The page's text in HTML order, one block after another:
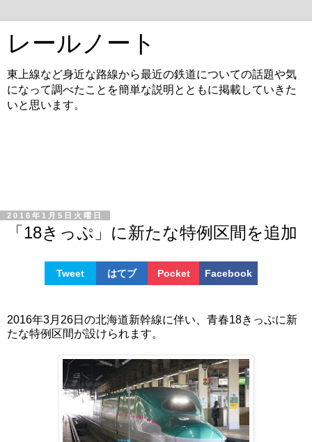
レールノート
東上線など身近な路線から最近の鉄道についての話題や気
になって調べたことを簡単な説明とともに掲載していきた
いと思います。
2016年1月5日火曜日
「18きっぷ」に新たな特例区間を追加
Tweet はてブ Pocket Facebook
2016年3月26日の北海道新幹線に伴い、青春18きっぷに新
たな特例区間が設けられます。